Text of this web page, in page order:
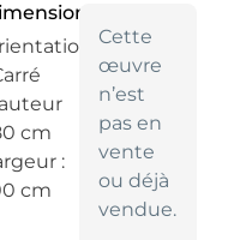
cm
:
cm
Cette
œuvre
n’est
pas en
vente
ou déjà
vendue.